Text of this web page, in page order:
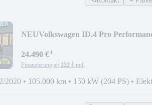
NEUVolkswagen ID.4 Pro
24.490 €¹
Finanzierung ab 222 € mtl.
2020 • 105.000 km • 150 kW (204 PS) •